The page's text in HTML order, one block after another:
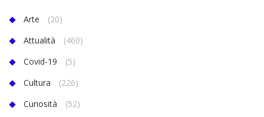
Arte
(20)
Attualità
(460)
Covid-19
(5)
Cultura
(226)
Curiosità
(52)